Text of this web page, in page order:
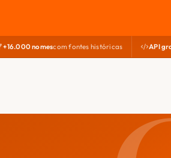
+16.000 nomescom fontes históricas API